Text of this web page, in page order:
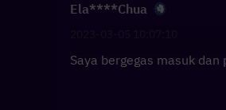
Ela****Chua
Saya bergegas masuk